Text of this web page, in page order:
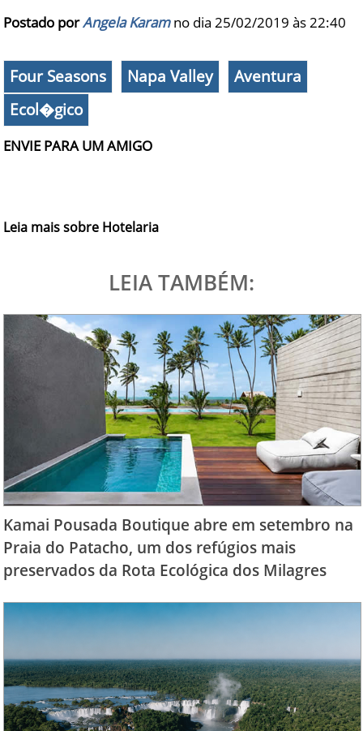
Postado porAngela Karamno dia 25/02/2019 às22:40
Four Seasons Napa Valley
Aventura
Ecol�gico
ENVIE PARA UM AMIGO
Leia mais sobre Hotelaria
LEIA TAMBÉM:
Kamai Pousada Boutique abre em setembro na
Praia do Patacho, um dos refúgios mais
preservados da Rota Ecológica dos Milagres